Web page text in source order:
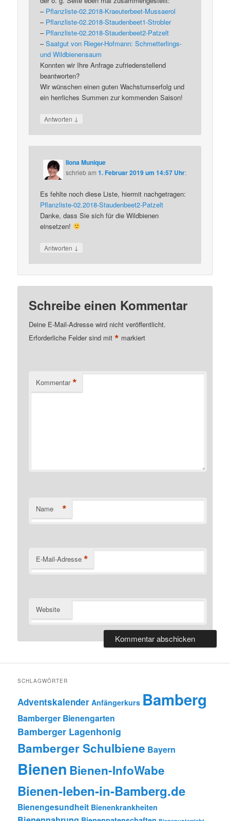
– Pflanzliste-02.2018-Kraeuterbeet-Mussaerol
– Pflanzliste-02.2018-Staudenbeet1-Strobler
– Pflanzliste-02.2018-Staudenbeet2-Patzelt
–Saatgut von Rieger-Hofmann: Schmetterlings-
und Wildbienensaum
Konnten wir Ihre Anfrage zufriedenstellend
beantworten?
Wir wünschen einen guten Wachstumserfolg und
ein herrliches Summen zur kommenden Saison!
Antworten ↓
Ilona Munique
schriebam1. Februar 2019 um 14:57 Uhr:
Es fehlte noch diese Liste, hiermit nachgetragen:
Pflanzliste-02.2018-Staudenbeet2-Patzelt
Danke, dass Sie sich für die Wildbienen
einsetzen!
Antworten ↓
Schreibe einen Kommentar
Deine E-Mail-Adresse wird nicht veröffentlicht.
Erforderliche Felder sind mit* markiert
Kommentar *
Name *
E-Mail-Adresse *
Website
SCHLAGWÖRTER
Adventskalender Anfängerkurs Bamberg
Bamberger Bienengarten
Bamberger Lagenhonig
Bamberger Schulbiene Bayern
Bienen Bienen-InfoWabe
Bienen-leben-in-Bamberg.de
Bienengesundheit Bienenkrankheiten